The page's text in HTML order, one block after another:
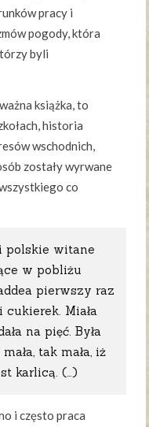
pracy i
pogody, która
byli
książka, to
historia
wschodnich,
zostały wyrwane
co
polskie witane
w pobliżu
pierwszy raz
cukierek. Miała
na pięć. Była
tak mała, iż
karlicą. (…)
i często praca